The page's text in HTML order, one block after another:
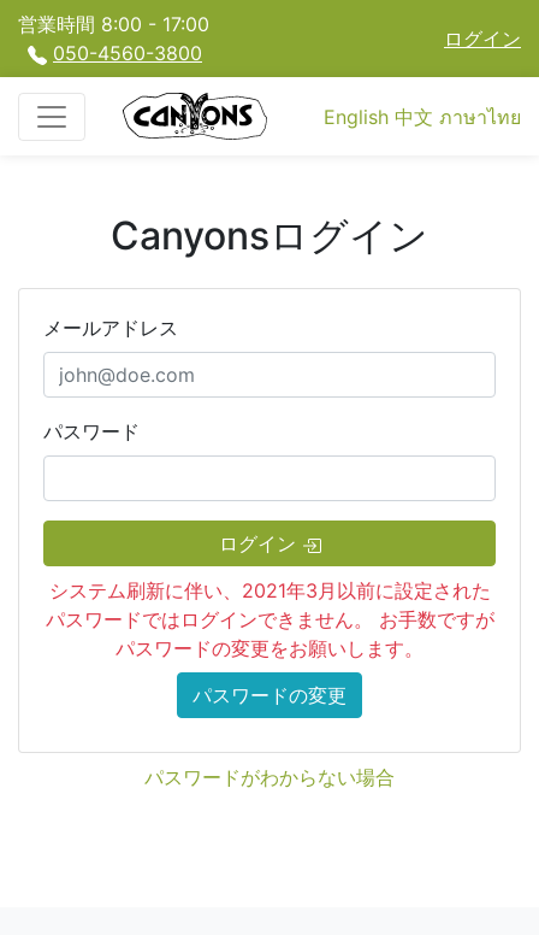
営業時間 8:00 - 17:00
050-4560-3800
ログイン
English 中文 ภาษาไทย
Canyonsログイン
メールアドレス
パスワード
ログイン
システム刷新に伴い、2021年3月以前に設定された
パスワードではログインできません。 お手数ですが
パスワードの変更をお願いします。
パスワードの変更
パスワードがわからない場合